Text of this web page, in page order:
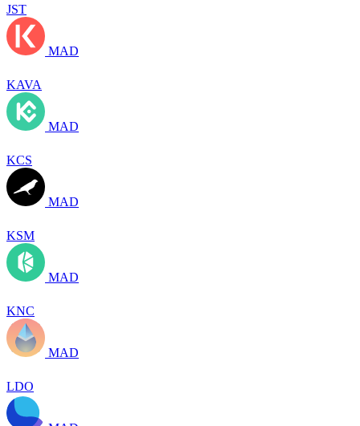
JST
MAD
KAVA
MAD
KCS
MAD
KSM
MAD
KNC
MAD
LDO